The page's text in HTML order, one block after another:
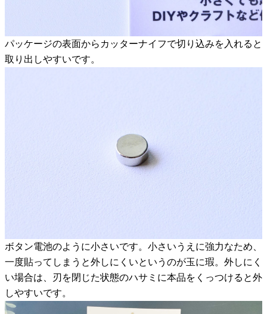
パッケージの表面からカッターナイフで切り込みを入れると
取り出しやすいです。
ボタン電池のように小さいです。小さいうえに強力なため、
一度貼ってしまうと外しにくいというのが玉に瑕。外しにく
い場合は、刃を閉じた状態のハサミに本品をくっつけると外
しやすいです。